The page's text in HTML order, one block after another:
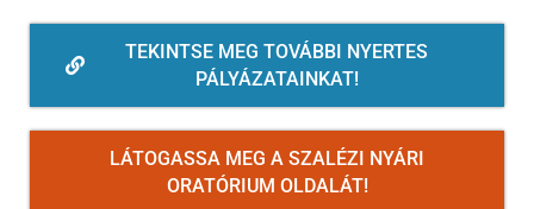
TEKINTSE MEG TOVÁBBI NYERTES
PÁLYÁZATAINKAT!
LÁTOGASSA MEG A SZALÉZI NYÁRI
ORATÓRIUM OLDALÁT!